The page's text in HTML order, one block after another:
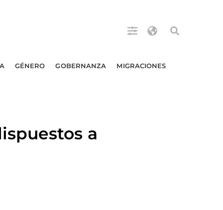
GÉNERO GOBERNANZA MIGRACIONES
a